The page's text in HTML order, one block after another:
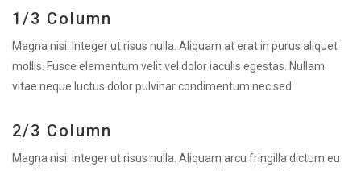
1/3 Column
Magna nisi. Integer ut risus nulla. Aliquam at erat in purus aliquet
mollis. Fusce elementum velit vel dolor iaculis egestas. Nullam
vitae neque luctus dolor pulvinar condimentum nec sed.
2/3 Column
Magna nisi. Integer ut risus nulla. Aliquam arcu fringilla dictum eu